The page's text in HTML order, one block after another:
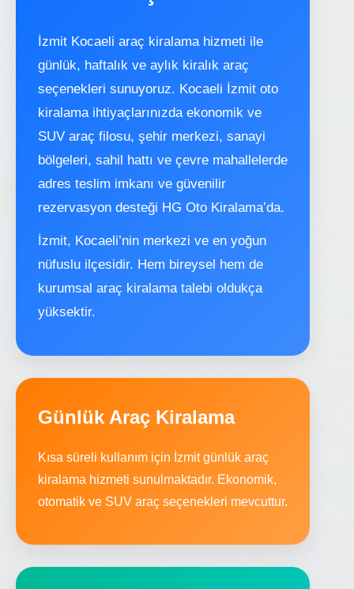
İzmit Kocaeli araç kiralama hizmeti ile
günlük, haftalık ve aylık kiralık araç
seçenekleri sunuyoruz. Kocaeli İzmit oto
kiralama ihtiyaçlarınızda ekonomik ve
SUV araç filosu, şehir merkezi, sanayi
bölgeleri, sahil hattı ve çevre mahallelerde
adres teslim imkanı ve güvenilir
rezervasyon desteği HG Oto Kiralama’da.
İzmit, Kocaeli’nin merkezi ve en yoğun
nüfuslu ilçesidir. Hem bireysel hem de
kurumsal araç kiralama talebi oldukça
yüksektir.
Günlük Araç Kiralama
Kısa süreli kullanım için İzmit günlük araç
kiralama hizmeti sunulmaktadır. Ekonomik,
otomatik ve SUV araç seçenekleri mevcuttur.